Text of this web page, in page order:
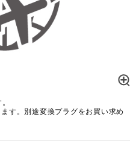
す。別途変換プラグをお買い求め